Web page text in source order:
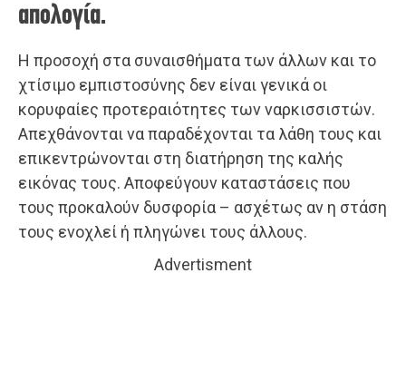
απολογία.
Η προσοχή στα συναισθήματα των άλλων και το
χτίσιμο εμπιστοσύνης δεν είναι γενικά οι
κορυφαίες προτεραιότητες των ναρκισσιστών.
Απεχθάνονται να παραδέχονται τα λάθη τους και
επικεντρώνονται στη διατήρηση της καλής
εικόνας τους. Αποφεύγουν καταστάσεις που
τους προκαλούν δυσφορία – ασχέτως αν η στάση
τους ενοχλεί ή πληγώνει τους άλλους.
Advertisment